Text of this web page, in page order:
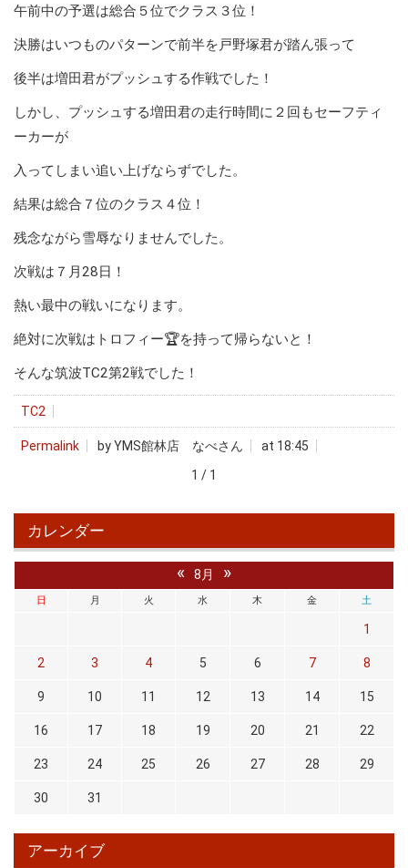
午前中の予選は総合５位でクラス３位！
決勝はいつものパターンで前半を戸野塚君が踏ん張って
後半は増田君がプッシュする作戦でした！
しかし、プッシュする増田君の走行時間に２回もセーフティ
ーカーが
入ってしまい追い上げならずでした。
結果は総合７位のクラス４位！
残念ながら雪辱なりませんでした。
次戦は７月28日！
熱い最中の戦いになります。
絶対に次戦はトロフィー🏆を持って帰らないと！
そんな筑波TC2第2戦でした！
TC2
Permalink by YMS館林店 なべさん
at 18:45
1 / 1
カレンダー
« 8月 »
日 月 火 水 木 金 土
1
2 3 4 5 6 7 8
9 10 11 12 13 14 15
16 17 18 19 20 21 22
23 24 25 26 27 28 29
30 31
アーカイブ